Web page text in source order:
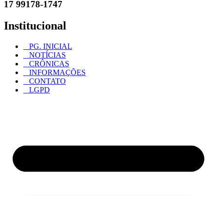
17 99178-1747
Institucional
PG. INICIAL
NOTÍCIAS
CRÔNICAS
INFORMAÇÕES
CONTATO
LGPD